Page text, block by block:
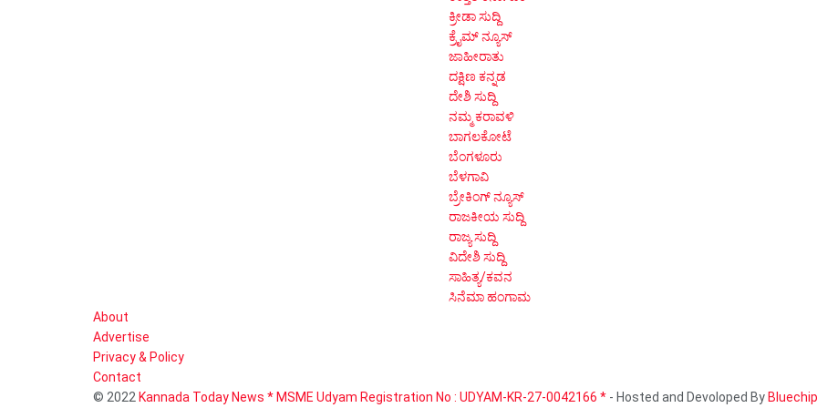
ಕ್ರೀಡಾ ಸುದ್ದಿ
ಕ್ರೈಮ್ ನ್ಯೂಸ್
ಜಾಹೀರಾತು
ದಕ್ಷಿಣ ಕನ್ನಡ
ದೇಶಿ ಸುದ್ದಿ
ನಮ್ಮ ಕರಾವಳಿ
ಬಾಗಲಕೋಟೆ
ಬೆಂಗಳೂರು
ಬೆಳಗಾವಿ
ಬ್ರೇಕಿಂಗ್ ನ್ಯೂಸ್
ರಾಜಕೀಯ ಸುದ್ದಿ
ರಾಜ್ಯ ಸುದ್ದಿ
ವಿದೇಶಿ ಸುದ್ದಿ
ಸಾಹಿತ್ಯ/ಕವನ
ಸಿನೆಮಾ ಹಂಗಾಮ
About
Advertise
Privacy & Policy
Contact
© 2022 Kannada Today News * MSME Udyam Registration No : UDYAM-KR-27-0042166 * - Hosted and Devoloped By